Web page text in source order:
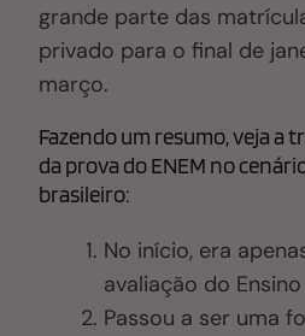
grande parte das
privado para o final de
março.
Fazendo um resumo, veja a
da prova do ENEM no
brasileiro:
No início, era
avaliação do
Passou a ser uma